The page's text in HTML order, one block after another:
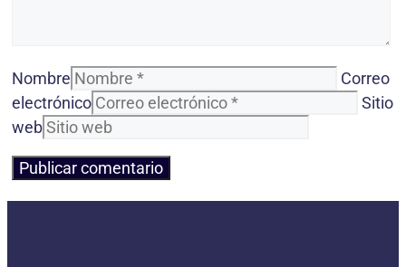
Nombre
Correo
electrónico
Sitio
web